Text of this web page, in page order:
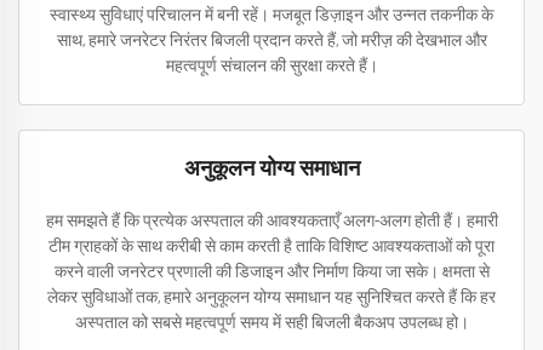
स्वास्थ्य सुविधाएं परिचालन में बनी रहें। मजबूत डिज़ाइन और उन्नत तकनीक के
साथ, हमारे जनरेटर निरंतर बिजली प्रदान करते हैं, जो मरीज़ की देखभाल और
महत्वपूर्ण संचालन की सुरक्षा करते हैं।
अनुकूलन योग्य समाधान
हम समझते हैं कि प्रत्येक अस्पताल की आवश्यकताएँ अलग-अलग होती हैं। हमारी
टीम ग्राहकों के साथ करीबी से काम करती है ताकि विशिष्ट आवश्यकताओं को पूरा
करने वाली जनरेटर प्रणाली की डिजाइन और निर्माण किया जा सके। क्षमता से
लेकर सुविधाओं तक, हमारे अनुकूलन योग्य समाधान यह सुनिश्चित करते हैं कि हर
अस्पताल को सबसे महत्वपूर्ण समय में सही बिजली बैकअप उपलब्ध हो।